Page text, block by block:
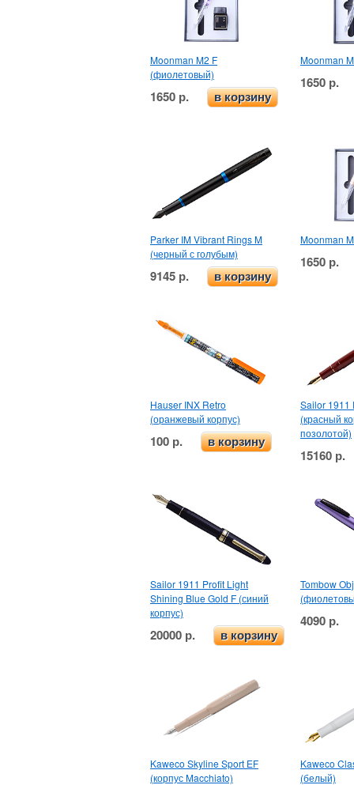
Moonman M2 F
(фиолетовый)
1650 р. в корзину
Moonman
1650 р.
Parker IM Vibrant Rings M
(черный с голубым)
9145 р. в корзину
Moonman
1650 р.
Hauser INX Retro
(оранжевый корпус)
100 р. в корзину
Sailor 1911
(красный
позолотой)
15160 р.
Sailor 1911 Profit Light
Shining Blue Gold F (синий
корпус)
20000 р. в корзину
Tombow
4090 р.
Kaweco Skyline Sport EF
(корпус Macchiato)
Kaweco
(белый)